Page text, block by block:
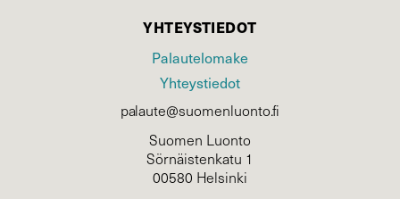
YHTEYSTIEDOT
Palautelomake
Yhteystiedot
palaute@suomenluonto.fi
Suomen Luonto
Sörnäistenkatu 1
00580 Helsinki